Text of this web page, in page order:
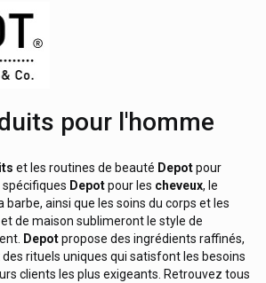
soins
pour l'homme
et les routines de beauté Depotpour
spécifiques Depotpour les cheveux, le
barbe, ainsi que les soins du corps et les
de maison sublimeront le style de
Depotpropose des ingrédients raffinés,
rituels uniques qui satisfont les besoins
clients les plus exigeants. Retrouvez tous
De Gorge